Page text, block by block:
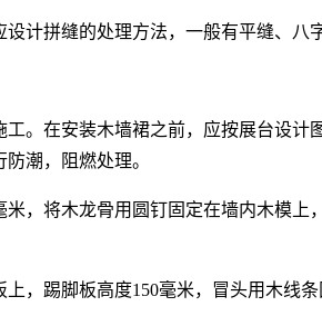
计拼缝的处理方法，一般有平缝、八
。在安装木墙裙之前，应按展台设
潮，阻燃处理。
，将木龙骨用圆钉固定在墙内木模
，踢脚板高度150毫米，冒头用木线条